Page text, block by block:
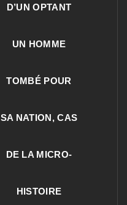
D’UN OPTANT
UN HOMME
TOMBÉ POUR
SA NATION, CAS
DE LA MICRO-
HISTOIRE